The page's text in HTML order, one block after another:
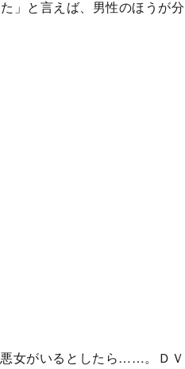
」と言えば、男性のほうが分
女がいるとしたら……。ＤＶ